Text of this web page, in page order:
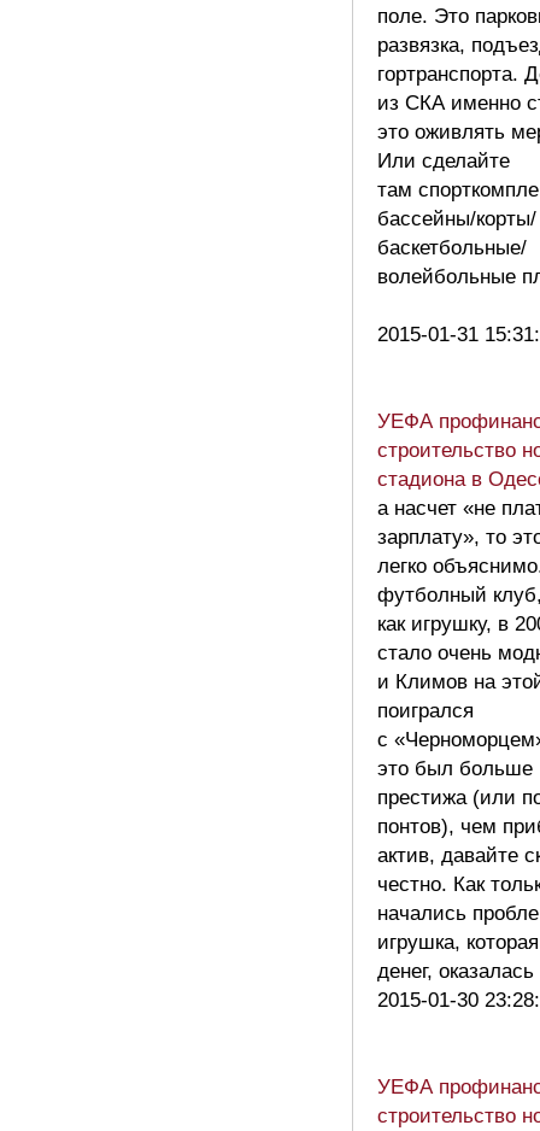
поле. Это
развязка,
гортранспорта.
из СКА именно
это оживлять
Или сделайте
там
бассейны/корты/
баскетбольные/
волейбольные
2015-01-31
УЕФА
строительство
стадиона в
а насчет «не
зарплату», то
легко
футболный
как игрушку, в
стало очень
и Климов на
поигрался
с
это был больше
престижа (или
понтов), чем
актив, давайте
честно. Как
начались
игрушка,
денег,
2015-01-30
УЕФА
строительство